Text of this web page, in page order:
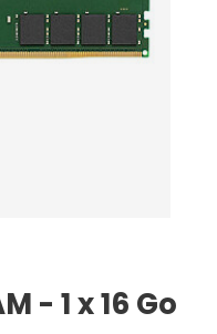
- 1 x 16 Go